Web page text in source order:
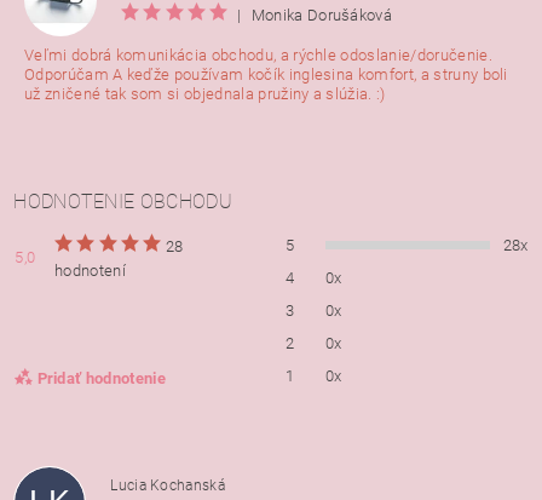
|
Monika Dorušáková
Veľmi dobrá komunikácia obchodu, a rýchle odoslanie/doručenie.
Odporúčam A keďže používam kočík inglesina komfort, a struny boli
už zničené tak som si objednala pružiny a slúžia. :)
HODNOTENIE OBCHODU
5,0
28
hodnotení
Pridať hodnotenie
5
28x
4
0x
3
0x
2
0x
1
0x
Lucia Kochanská